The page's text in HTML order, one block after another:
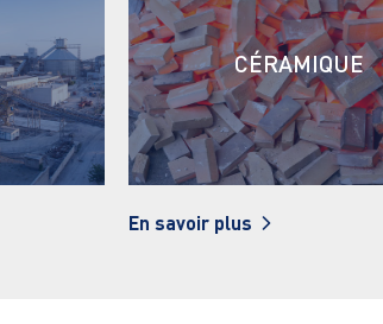
En savoir plus